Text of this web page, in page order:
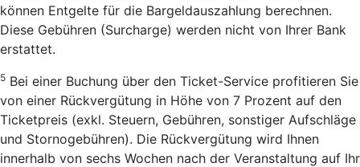
können Entgelte für die Bargeldauszahlung berechnen.
Diese Gebühren (Surcharge) werden nicht von Ihrer Bank
erstattet.
5 Bei einer Buchung über den Ticket-Service profitieren Sie
von einer Rückvergütung in Höhe von 7 Prozent auf den
Ticketpreis (exkl. Steuern, Gebühren, sonstiger Aufschläge
und Stornogebühren). Die Rückvergütung wird Ihnen
innerhalb von sechs Wochen nach der Veranstaltung auf Ihr